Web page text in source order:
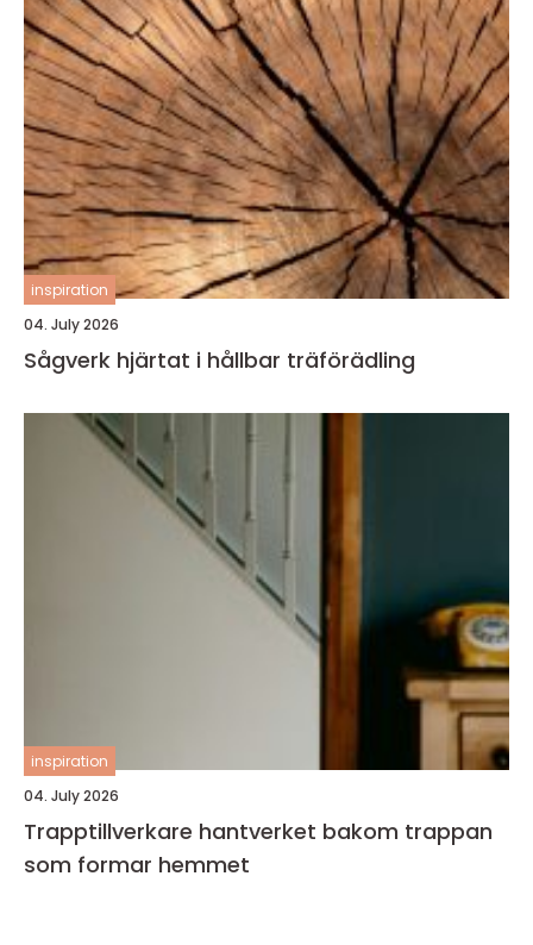
inspiration
04. July 2026
Sågverk hjärtat i hållbar träförädling
inspiration
04. July 2026
Trapptillverkare hantverket bakom trappan
som formar hemmet